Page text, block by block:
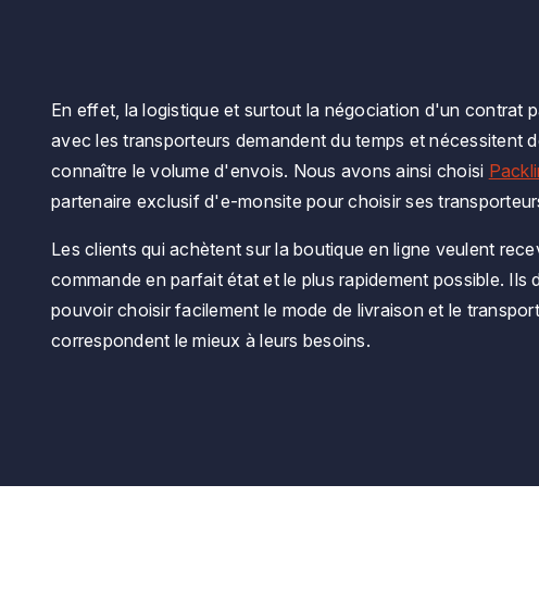
En effet, la logistique et surtout la négociation d'un contrat
avec les transporteurs demandent du temps et nécessitent
connaître le volume d'envois. Nous avons ainsi choisi
partenaire exclusif d'e-monsite pour choisir ses
Les clients qui achètent sur la boutique en ligne veulent
commande en parfait état et le plus rapidement possible. Ils
pouvoir choisir facilement le mode de livraison et le
correspondent le mieux à leurs besoins.